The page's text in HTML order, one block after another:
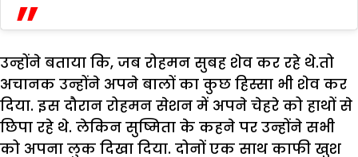
उन्होंने बताया कि, जब रोहमन सुबह शेव कर रहे थे.तो
अचानक उन्होंने अपने बालों का कुछ हिस्सा भी शेव कर
दिया. इस दौरान रोहमन सेशन में अपने चेहरे को हाथों से
छिपा रहे थे. लेकिन सुष्मिता के कहने पर उन्होंने सभी
को अपना लुक दिखा दिया. दोनों एक साथ काफी खुश